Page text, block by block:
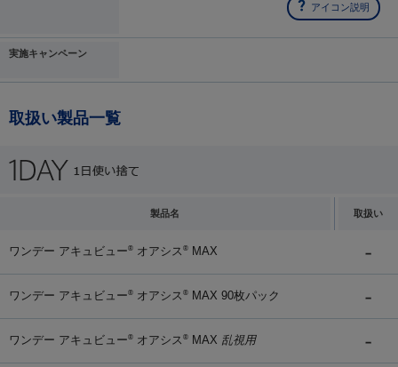
アイコン説明
実施キャンペーン
取扱い製品一覧
製品名 取扱い
ワンデー アキュビュー® オアシス ® MAX
ワンデー アキュビュー® オアシス ® MAX 90枚パック
ワンデー アキュビュー® オアシス ® MAX 乱視用